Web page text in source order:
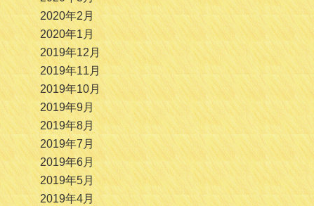
2020年2月
2020年1月
2019年12月
2019年11月
2019年10月
2019年9月
2019年8月
2019年7月
2019年6月
2019年5月
2019年4月